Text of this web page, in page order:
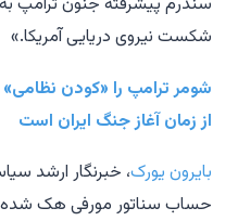
شکست نیروی دریایی آمریکا.»
شومر ترامپ را «کودن نظامی»
از زمان آغاز جنگ ایران است
بایرون یورک، خبرنگار ارشد
حساب سناتور مورفی هک